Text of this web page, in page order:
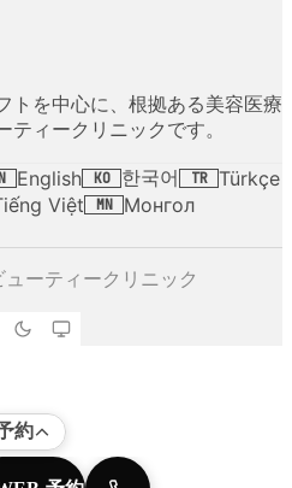
トを中心に、根拠ある美容医療
ティークリニックです。
English KO 한국어 TR Türkçe
Việt MN Монгол
ーティークリニック
約